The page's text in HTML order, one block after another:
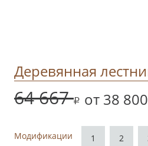
Деревянная
64 667 от 38 800
Модификации 1 2